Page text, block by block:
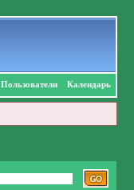
Пользователи Календарь